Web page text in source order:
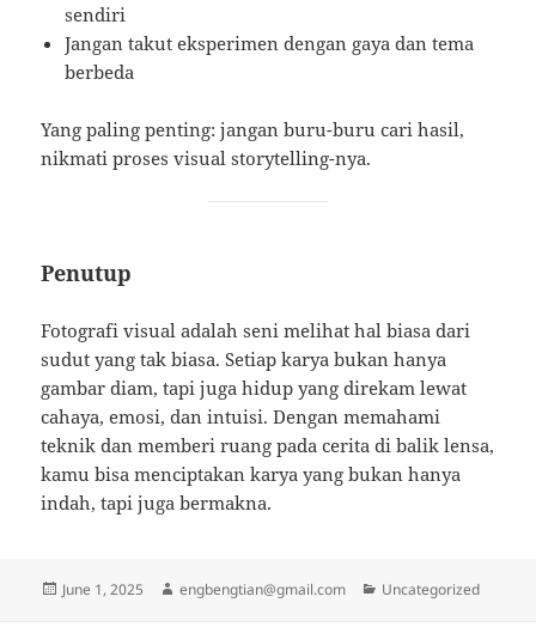
sendiri
Jangan takut eksperimen dengan gaya dan tema
berbeda
Yang paling penting: jangan buru-buru cari hasil,
nikmati proses visual storytelling-nya.
Penutup
Fotografi visual adalah seni melihat hal biasa dari
sudut yang tak biasa. Setiap karya bukan hanya
gambar diam, tapi juga hidup yang direkam lewat
cahaya, emosi, dan intuisi. Dengan memahami
teknik dan memberi ruang pada cerita di balik lensa,
kamu bisa menciptakan karya yang bukan hanya
indah, tapi juga bermakna.
Posted
June 1, 2025 Author
engbengtian@gmail.com Categories
Uncategorized